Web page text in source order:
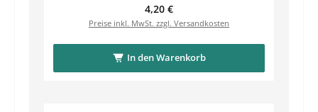
Regulärer Preis:
4,20 €
Preise inkl. MwSt. zzgl. Versandkosten
In den Warenkorb